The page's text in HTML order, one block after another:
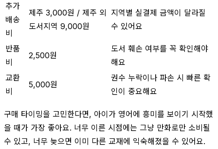
추가
배송
비
제주 3,000원 / 제주 외
도서지역 9,000원
지역별 실결제 금액이 달라질
수 있어요
반품
비
2,500원
도서 훼손 여부를 꼭 확인해야
해요
교환
비
5,000원
권수 누락이나 파손 시 빠른 확
인이 중요해요
구매 타이밍을 고민한다면, 아이가 영어에 흥미를 보이기 시작했
을 때가 가장 좋아요. 너무 이른 시점에는 그냥 만화로만 소비될
수 있고, 너무 늦으면 이미 다른 교재에 익숙해졌을 수 있어요.